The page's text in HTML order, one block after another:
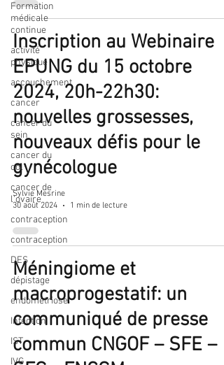
Formation
médicale
continue
activité
physique
accouchement
cancer
cancer du
sein
cancer du
col
cancer de
l'ovaire
contraception
contraception
DES
dépistage
endométriose
Infection
IST
IVG
Inscription au Webinaire
EPUNG du 15 octobre
2024, 20h-22h30:
nouvelles grossesses,
nouveaux défis pour le
gynécologue
Sylvie Mesrine
30 août 2024
1 min de lecture
Méningiome et
macroprogestatif: un
communiqué de presse
commun CNGOF – SFE –